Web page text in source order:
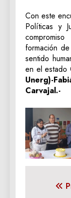
​Con este
Políticas y
formación
sentido
en el estado
Unerg)-
Carvajal.-